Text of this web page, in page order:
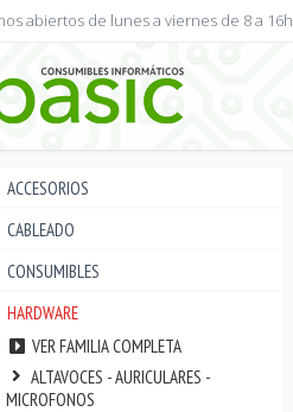
abiertos de lunes a viernes de 8 a 16h
ACCESORIOS
CABLEADO
CONSUMIBLES
HARDWARE
VER FAMILIA COMPLETA
ALTAVOCES - AURICULARES -
MICROFONOS